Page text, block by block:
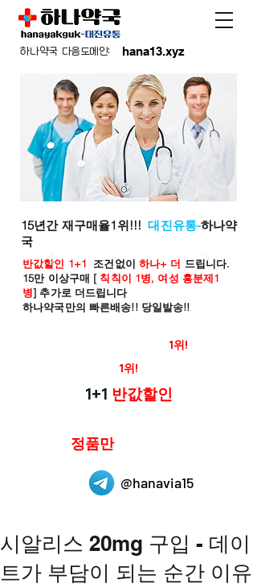
hana13.xyz
하나약국 다음도메인:
15년간 재구매율1위!!!대진유통-하나약
국
반값할인 1+1 조건없이 하나+ 더 드립니다.
15만 이상구매 [ 칙칙이 1병, 여성 흥분제1
병] 추가로 더드립니다
하나약국만의 빠른배송!! 당일발송!!
1위!
1위!
1+1 반값할인
정품만
@hanavia15
시알리스 20mg 구입 - 데이
트가 부담이 되는 순간 이유